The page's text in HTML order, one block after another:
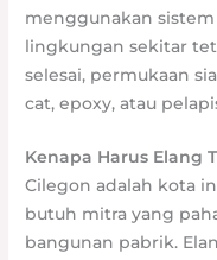
menggunakan
lingkungan sekitar
selesai, permukaan
cat, epoxy, atau
Kenapa Harus Elang
Cilegon adalah kota
butuh mitra yang
bangunan pabrik.